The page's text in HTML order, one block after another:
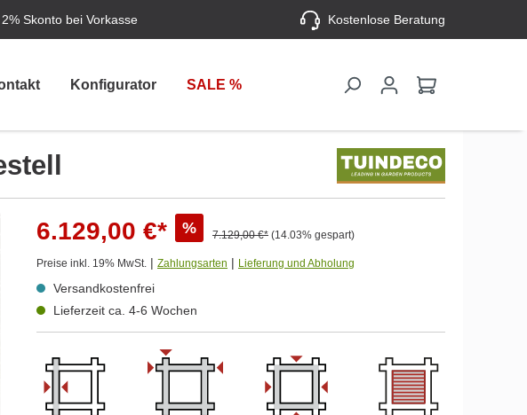
2% Skonto bei Vorkasse Kostenlose Beratung
Konfigurator SALE %
6.129,00 €* % 7.129,00 €* (14.03% gespart)
Preise inkl. 19% MwSt. | Zahlungsarten | Lieferung und Abholung
Versandkostenfrei
Lieferzeit ca. 4-6 Wochen